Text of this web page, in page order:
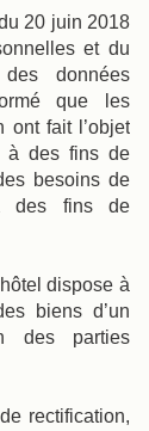
20 juin 2018
et du
données
que les
ont fait l’objet
à des fins de
besoins de
des fins de
dispose à
biens d’un
des parties
rectification,